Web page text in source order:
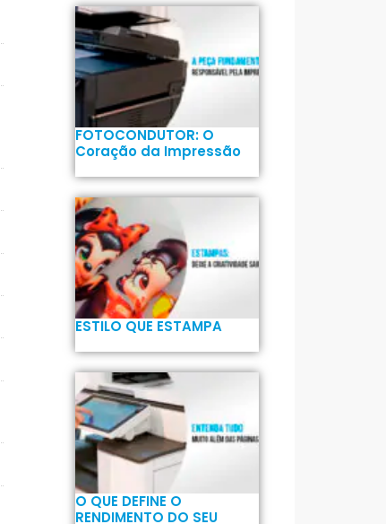
FOTOCONDUTOR: O
Coração da Impressão
ESTILO QUE ESTAMPA
O QUE DEFINE O
RENDIMENTO DO SEU